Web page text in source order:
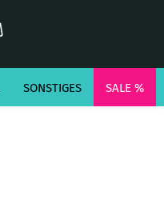
SONSTIGES SALE %